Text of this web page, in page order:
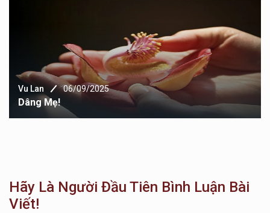
Vu Lan 06/09/2025
Dâng Mẹ!
Hãy Là Người Đầu Tiên Bình Luận Bài
Viết!